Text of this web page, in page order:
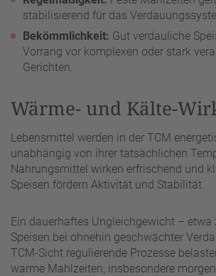
stabilisierend für das
Bekömmlichkeit: Gut verdauliche
Vorrang vor komplexen oder stark
Gerichten.
Wärme- und Kälte-
Lebensmittel werden in der TCM
unabhängig von ihrer tatsächlichen
Nahrungsmittel wirken erfrischend und
Speisen fördern Aktivität und Stabilität.
Ein dauerhaftes Ungleichgewicht – etwa
Speisen bei ohnehin geschwächter
TCM-Sicht regulierende Prozesse
warme Mahlzeiten, insbesondere